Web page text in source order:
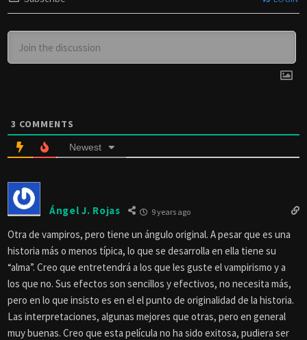
3 COMMENTS
Newest
Ángel J. Rojas 9 years ago
Otra de vampiros, pero tiene un ángulo original. A pesar que es una
historia más o menos típica, lo que se desarrolla en ella tiene su
“alma”. Creo que entretendrá a los que les guste el vampirismo y a
los que no. Sus efectos son sencillos y efectivos, no necesita más,
pero en lo que insisto es en el el punto de originalidad de la historia.
Las interpretaciones, algunas mejores que otras, pero en general
muy buenas. Creo que esta película no ha sido exitosa, pudiera ser